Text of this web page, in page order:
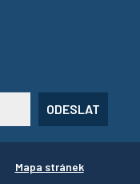
ODESLAT
Mapa stránek